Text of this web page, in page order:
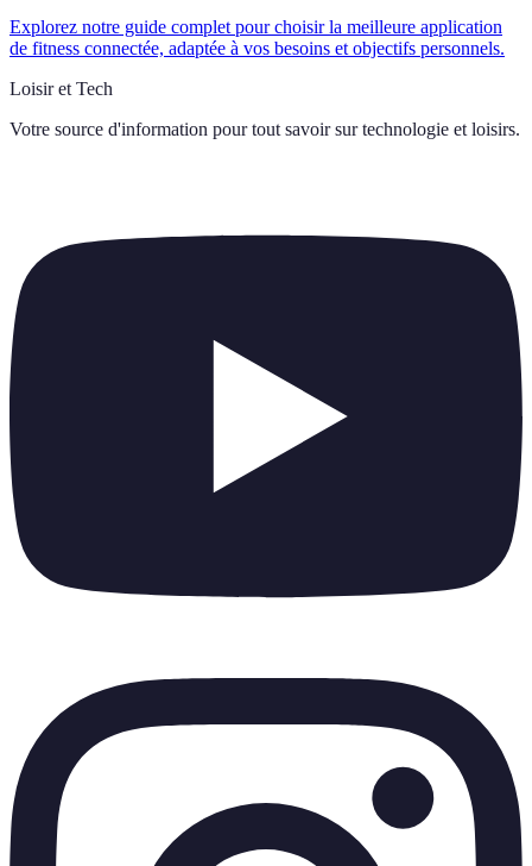
Explorez notre guide complet pour choisir la meilleure application
de fitness connectée, adaptée à vos besoins et objectifs personnels.
Loisir et Tech
Votre source d'information pour tout savoir sur technologie et loisirs.